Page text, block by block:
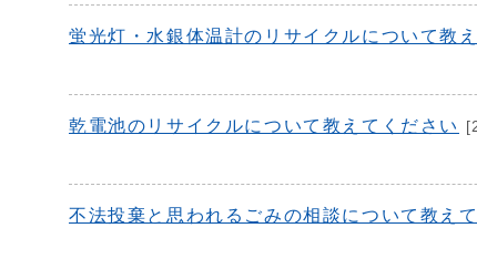
蛍光灯・水銀体温計のリサイクルについて教
乾電池のリサイクルについて教えてください
不法投棄と思われるごみの相談について教え